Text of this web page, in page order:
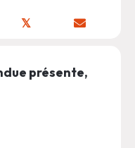
𝕏
présente,